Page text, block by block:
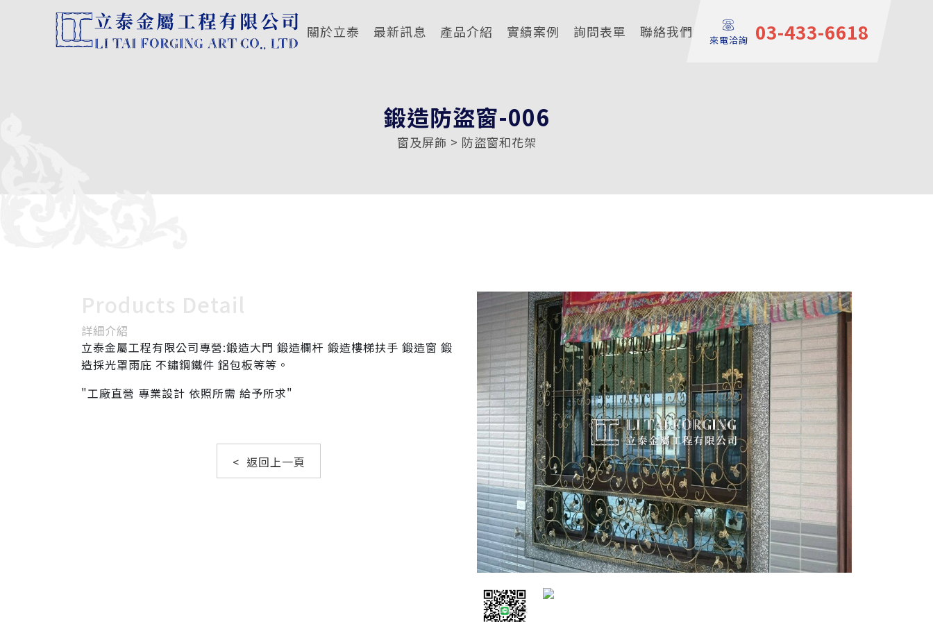
關於立泰 最新訊息 產品介紹 實績案例 詢問表單 聯絡我們 來電洽詢 03-433-6618
鍛造防盜窗-006
窗及屏飾 > 防盜窗和花架
Products Detail
詳細介紹
立泰金屬工程有限公司專營:鍛造大門 鍛造欄杆 鍛造樓梯扶手 鍛造窗 鍛
造採光罩雨庇 不鏽鋼鐵件 鋁包板等等。
"工廠直營 專業設計 依照所需 給予所求"
< 返回上一頁